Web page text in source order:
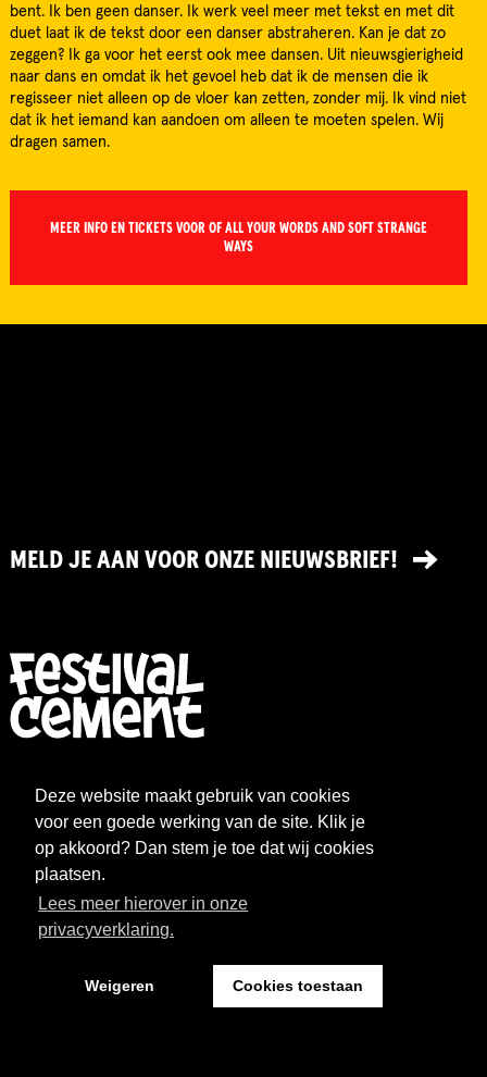
Deze website maakt gebruik van cookies
voor een goede werking van de site. Klik je
op akkoord? Dan stem je toe dat wij cookies
plaatsen.
Lees meer hierover in onze
privacyverklaring.
Weigeren Cookies toestaan
bent. Ik ben geen danser. Ik werk veel meer met tekst en met dit
duet laat ik de tekst door een danser abstraheren. Kan je dat zo
zeggen? Ik ga voor het eerst ook mee dansen. Uit nieuwsgierigheid
naar dans en omdat ik het gevoel heb dat ik de mensen die ik
regisseer niet alleen op de vloer kan zetten, zonder mij. Ik vind niet
dat ik het iemand kan aandoen om alleen te moeten spelen. Wij
dragen samen.
MEER INFO EN TICKETS VOOR OF ALL YOUR WORDS AND SOFT STRANGE
WAYS
MELD JE AAN VOOR ONZE NIEUWSBRIEF!
WAT WE DOEN
OVER CEMENT
ARCHIEF
FAQ
FESTIVAL CEMENT
Kantoor: Pand 18 - Sint Josephstraat 18